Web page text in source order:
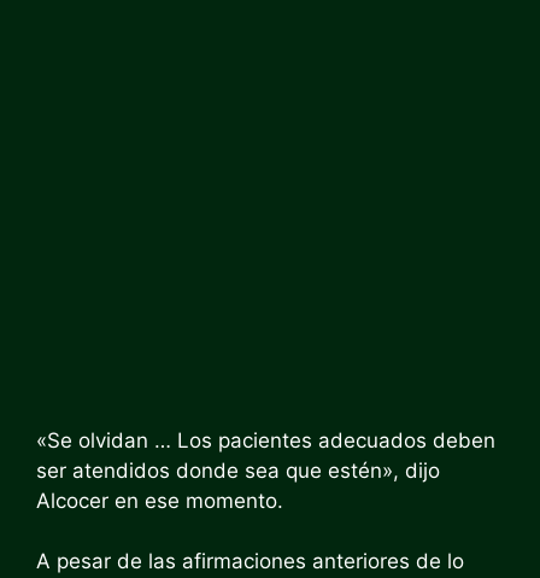
«Se olvidan … Los pacientes adecuados deben
ser atendidos donde sea que estén», dijo
Alcocer en ese momento.
A pesar de las afirmaciones anteriores de lo